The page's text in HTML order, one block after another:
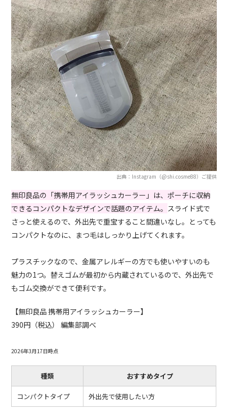
出典：Instagram（@shi.cosme88）ご提供
無印良品の「携帯用アイラッシュカーラー」は、ポーチに収納
できるコンパクトなデザインで話題のアイテム。 スライド式で
さっと使えるので、外出先で重宝すること間違いなし。とっても
コンパクトなのに、まつ毛はしっかり上げてくれます。
プラスチックなので、金属アレルギーの方でも使いやすいのも
魅力の1つ。替えゴムが最初から内蔵されているので、外出先で
もゴム交換ができて便利です。
【無印良品 携帯用アイラッシュカーラー】
390円（税込） 編集部調べ
2026年3月17日時点
種類 おすすめタイプ
コンパクトタイプ 外出先で使用したい方